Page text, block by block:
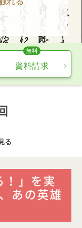
資料請求
る
！」を実
あの英雄